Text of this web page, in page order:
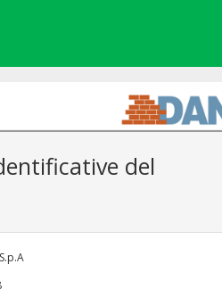
del